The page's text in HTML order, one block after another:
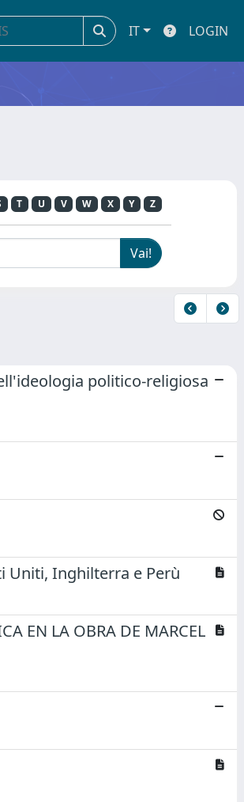
IT LOGIN
T U V W X Y Z
politico-religiosa
Uniti, Inghilterra e Perù
EN LA OBRA DE MARCEL